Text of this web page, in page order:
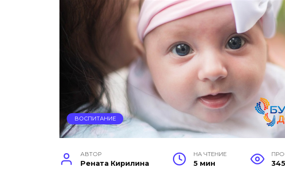
ВОСПИТАНИЕ
АВТОР
Рената Кирилина
НА ЧТЕНИЕ
5 мин 345